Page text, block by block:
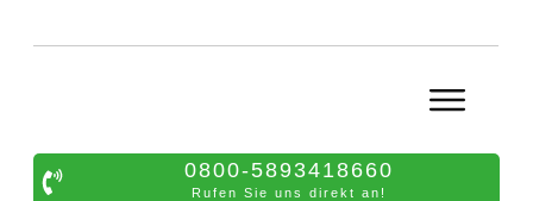
0800-5893418660
Rufen Sie uns direkt an!